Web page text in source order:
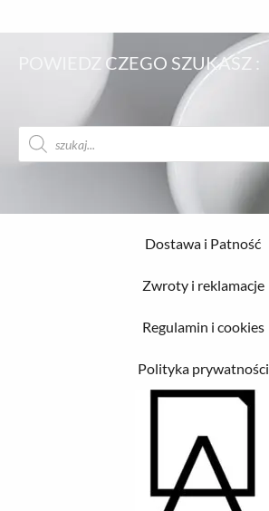
POWIEDZ CZEGO SZUKASZ :
Wyszukiwarka
produktów
Dostawa i Patność
Zwroty i reklamacje
Regulamin i cookies
Polityka prywatności